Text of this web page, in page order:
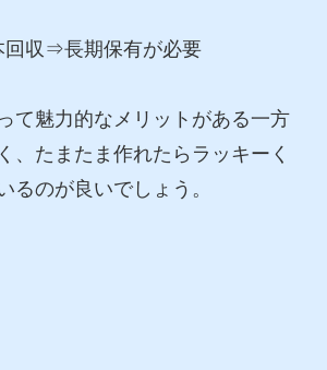
回収⇒長期保有が必要
て魅力的なメリットがある一方
、たまたま作れたらラッキーく
るのが良いでしょう。